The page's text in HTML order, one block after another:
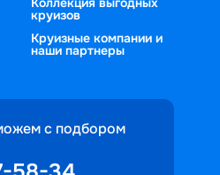
круизов
Круизные компании и
наши партнеры
с подбором